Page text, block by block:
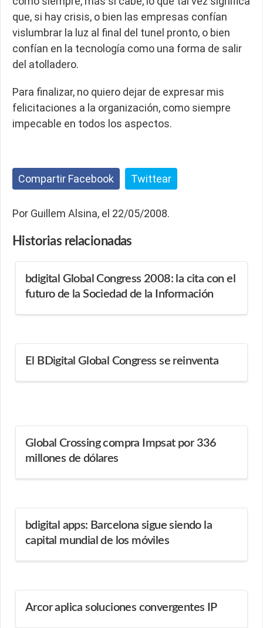
que, si hay crisis, o bien las empresas confían
vislumbrar la luz al final del tunel pronto, o bien
confían en la tecnología como una forma de salir
del atolladero.
Para finalizar, no quiero dejar de expresar mis
felicitaciones a la organización, como siempre
impecable en todos los aspectos.
Compartir Facebook Twittear
Por Guillem Alsina, el 22/05/2008.
Historias relacionadas
bdigital Global Congress 2008: la cita con el
futuro de la Sociedad de la Información
El BDigital Global Congress se reinventa
Global Crossing compra Impsat por 336
millones de dólares
bdigital apps: Barcelona sigue siendo la
capital mundial de los móviles
Arcor aplica soluciones convergentes IP